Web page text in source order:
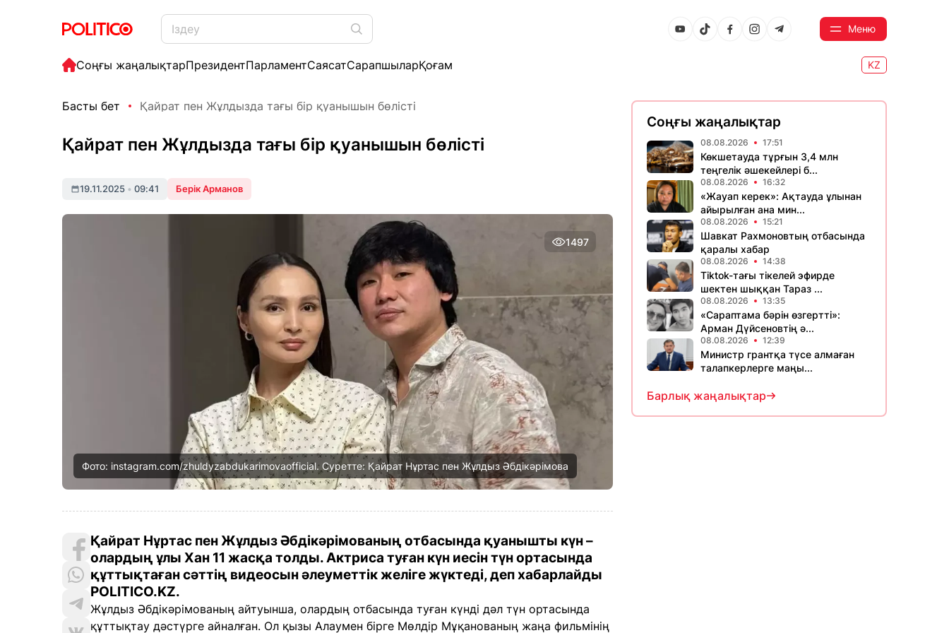
Меню
Соңғы жаңалықтарПрезидентПарламентСаясатСарапшыларҚоғам KZ
Басты бет Қайрат пен Жұлдызда тағы бір қуанышын бөлісті
Қайрат пен Жұлдызда тағы бір қуанышын бөлісті
19.11.2025 • 09:41 Берік Арманов
1497
Фото: instagram.com/zhuldyzabdukarimovaofficial. Суретте: Қайрат Нұртас пен Жұлдыз Әбдікәрімова
Қайрат Нұртас пен Жұлдыз Әбдікәрімованың отбасында қуанышты күн –
олардың ұлы Хан 11 жасқа толды. Актриса туған күн иесін түн ортасында
құттықтаған сәттің видеосын әлеуметтік желіге жүктеді, деп хабарлайды
POLITICO.KZ.
Жұлдыз Әбдікәрімованың айтуынша, олардың отбасында туған күнді дәл түн ортасында
құттықтау дәстүрге айналған. Ол қызы Алаумен бірге Мөлдір Мұқанованың жаңа фильмінің
Соңғы жаңалықтар
08.08.2026 17:51
Көкшетауда тұрғын 3,4 млн
теңгелік әшекейлері б...
08.08.2026 16:32
«Жауап керек»: Ақтауда ұлынан
айырылған ана мин...
08.08.2026 15:21
Шавкат Рахмоновтың отбасында
қаралы хабар
08.08.2026 14:38
Tiktok-тағы тікелей эфирде
шектен шыққан Тараз ...
08.08.2026 13:35
«Сараптама бәрін өзгертті»:
Арман Дүйсеновтің ә...
08.08.2026 12:39
Министр грантқа түсе алмаған
талапкерлерге маңы...
Барлық жаңалықтар